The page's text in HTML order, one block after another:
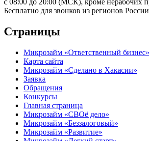
с 08:00 до 20:00 (МСК), кроме нерабочих
Бесплатно для звонков из регионов
Страницы
Микрозайм «Ответственный бизнес»
Карта сайта
Микрозайм «Сделано в Хакасии»
Заявка
Обращения
Конкурсы
Главная страница
Микрозайм «СВОё дело»
Микрозайм «Беззалоговый»
Микрозайм «Развитие»